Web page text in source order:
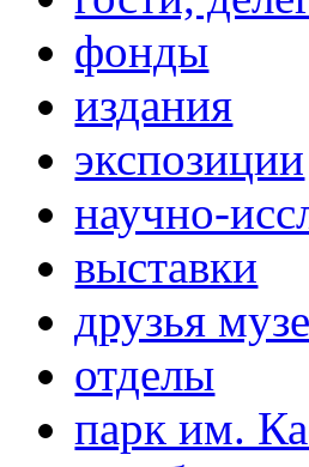
фонды
издания
экспозиции
научно-
выставки
друзья
отделы
парк им.